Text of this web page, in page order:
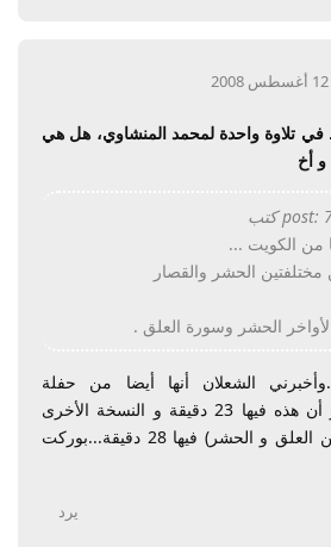
12 أغسطس 2008
تلاوة واحدة لمحمد المنشاوي، هل هي
أخ
من الكويت ...
الحشر والقصار
لأواخر الحشر وسورة العلق .
الشعلان أنها أيضا من حفلة
الكويت...وما أضلني هو أن هذه فيها 23 دقيقة و النسخة الأخرى
التي أملكها و بجودة (من العلق و الحشر) فيها 28 دقيقة...بوركت
يرد